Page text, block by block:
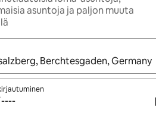
asuntoja ja paljon muuta
ovat saatavilla, navigoi ylös- ja